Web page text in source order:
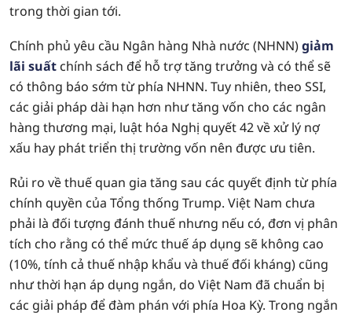
trong thời gian tới.
Chính phủ yêu cầu Ngân hàng Nhà nước (NHNN)giảm
lãi suất chính sách để hỗ trợ tăng trưởng và có thể sẽ
có thông báo sớm từ phía NHNN. Tuy nhiên, theo SSI,
các giải pháp dài hạn hơn như tăng vốn cho các ngân
hàng thương mại, luật hóa Nghị quyết 42 về xử lý nợ
xấu hay phát triển thị trường vốn nên được ưu tiên.
Rủi ro về thuế quan gia tăng sau các quyết định từ phía
chính quyền của Tổng thống Trump. Việt Nam chưa
phải là đối tượng đánh thuế nhưng nếu có, đơn vị phân
tích cho rằng có thể mức thuế áp dụng sẽ không cao
(10%, tính cả thuế nhập khẩu và thuế đối kháng) cũng
như thời hạn áp dụng ngắn, do Việt Nam đã chuẩn bị
các giải pháp để đàm phán với phía Hoa Kỳ. Trong ngắn